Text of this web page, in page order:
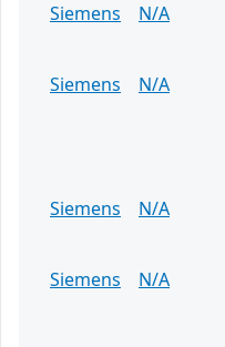
Siemens
N/A
Siemens
N/A
Siemens
N/A
Siemens
N/A